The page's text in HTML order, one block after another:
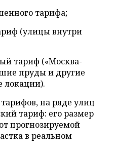
тарифа;
(улицы внутри
тариф («Москва-
пруды и другие
локации).
на ряде улиц
тариф: его размер
прогнозируемой
в реальном